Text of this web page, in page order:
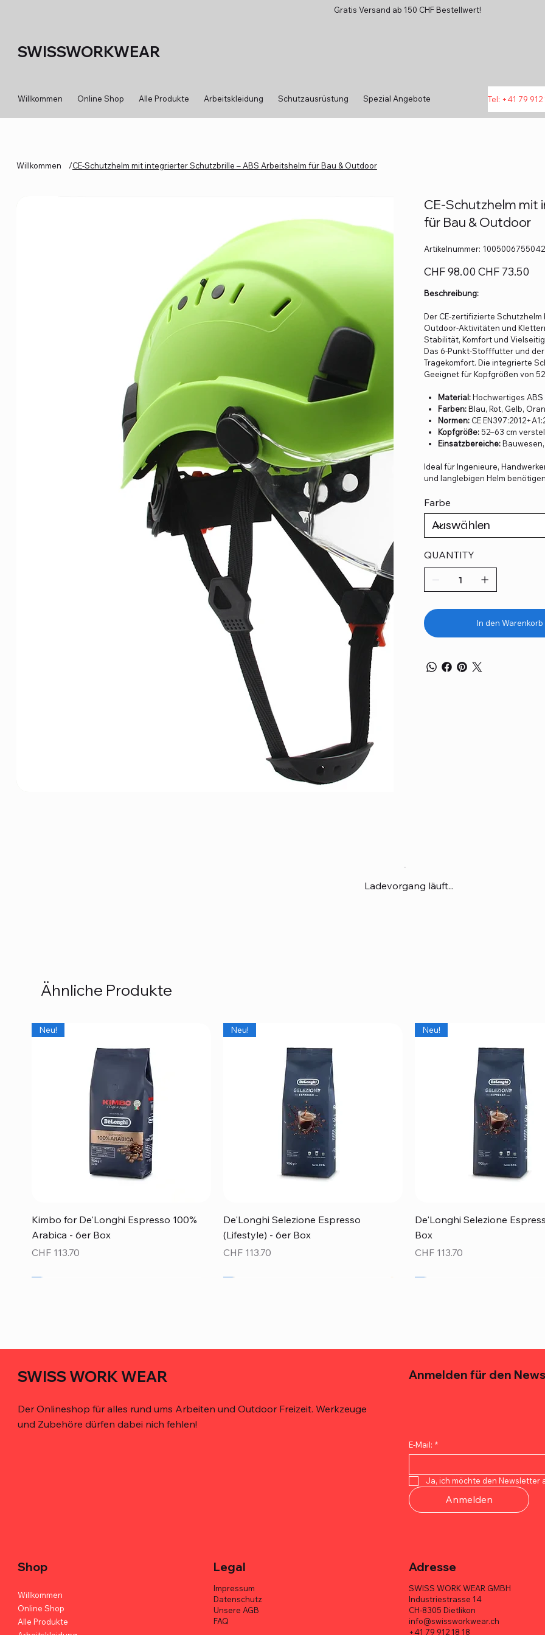
Gratis Versand ab 150 CHF Bestellwert!
SWISSWORKWEAR
Willkommen Online Shop Alle Produkte Arbeitskleidung Schutzausrüstung Spezial Angebote Tel: +41 79 912
Willkommen /CE-Schutzhelm mit integrierter Schutzbrille – ABS Arbeitshelm für Bau & Outdoor
CE-Schutzhelm mit
für Bau & Outdoor
Artikelnummer: Artikelnummer:
1005006755042011
Ursprünglicher
Preis
CHF 98.00 Angebotspreis
CHF 73.50
Beschreibung:
Der CE-zertifizierte
Outdoor-Aktivitäten und
Stabilität, Komfort und
Das 6-Punkt-Stofffutter und
Tragekomfort. Die integrierte
Geeignet für Kopfgrößen von
Material:Hochwertiges ABS
Farben:Blau, Rot, Gelb,
Normen: CE
Kopfgröße: 52–63 cm
Einsatzbereiche:
Ideal für Ingenieure,
und langlebigen Helm
Farbe
QUANTITY
In den Warenkorb
Ladevorgang läuft...
Ähnliche Produkte
Schnellansicht
Neu!
Kimbo for De'Longhi Espresso 100%
Arabica - 6er Box
Preis
CHF 113.70
Schnellansicht
Neu!
De'Longhi Selezione Espresso
(Lifestyle) - 6er Box
Preis
CHF 113.70
Schnellansicht
Neu!
De'Longhi Selezione
Box
Preis
CHF 113.70
ECHTER ITALIENISCHER
er Vorteilspaket
CHF 113.70
MELOTOUGH Tischler-
– 10 Taschen, 1680D, robust
CHF 71.00
TOOLSTACK
Multifunktional, robust, groß
CHF 95.00
SWISS WORK WEAR
Der Onlineshop für alles rund ums Arbeiten und Outdoor Freizeit. Werkzeuge
und Zubehöre dürfen dabei nich fehlen!
Anmelden für den
E-Mail: *
Ja, ich möchte den Newsletter
Anmelden
Shop
Willkommen
Online Shop
Alle Produkte
Legal
Impressum
Datenschutz
Unsere AGB
FAQ
Adresse
SWISS WORK WEAR GMBH
Industriestrasse 14
CH-8305 Dietlikon
info@swissworkwear.ch
+41 79 912 18 18